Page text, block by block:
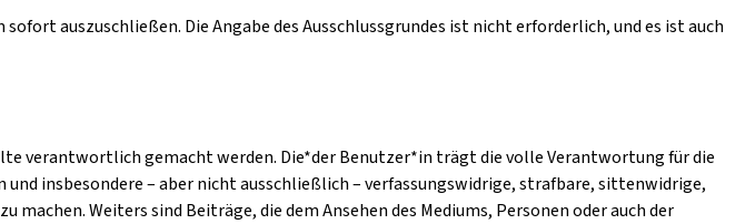
auszuschließen. Die Angabe des Ausschlussgrundes ist nicht erforderlich, und es ist auch
verantwortlich gemacht werden. Die*der Benutzer*in trägt die volle Verantwortung für die
insbesondere – aber nicht ausschließlich – verfassungswidrige, strafbare, sittenwidrige,
Weiters sind Beiträge, die dem Ansehen des Mediums, Personen oder auch der